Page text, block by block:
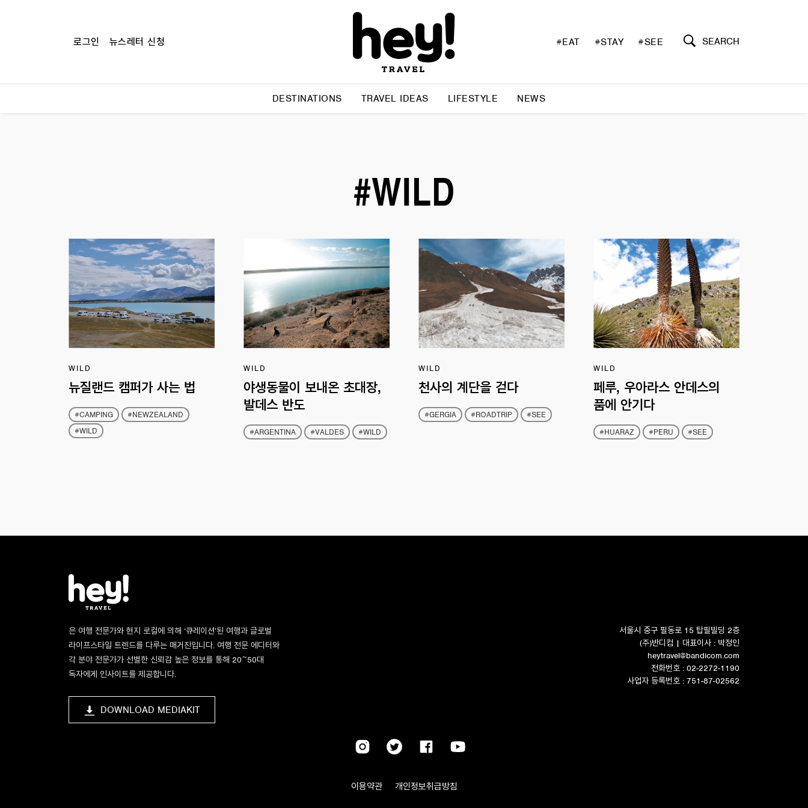
로그인 뉴스레터 신청 #EAT #STAY #SEE SEARCH
DESTINATIONS TRAVEL IDEAS LIFESTYLE NEWS
#WILD
WILD
뉴질랜드 캠퍼가 사는 법
#CAMPING
#NEWZEALAND
#WILD
WILD
야생동물이 보내온 초대장,
발데스 반도
#ARGENTINA #VALDES #WILD
WILD
천사의 계단을 걷다
#GERGIA #ROADTRIP #SEE
WILD
페루, 우아라스 안데스의
품에 안기다
#HUARAZ #PERU #SEE
은 여행 전문가와 현지 로컬에 의해 ‘큐레이션’된 여행과 글로벌
라이프스타일 트렌드를 다루는 매거진입니다. 여행 전문 에디터와
각 분야 전문가가 선별한 신뢰감 높은 정보를 통해 20~50대
독자에게 인사이트를 제공합니다.
DOWNLOAD MEDIAKIT
서울시 중구 필동로 15 탑필빌딩 2층
(주)반디컴 | 대표이사 : 박정인
heytravel@bandicom.com
전화번호 : 02-2272-1190
사업자 등록번호 : 751-87-02562
이용약관 개인정보취급방침